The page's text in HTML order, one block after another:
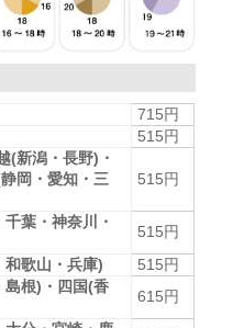
715円
515円
(新潟・長野)・
岡・愛知・三
515円
葉・神奈川・
515円
和歌山・兵庫)
515円
島根)・四国(香
615円